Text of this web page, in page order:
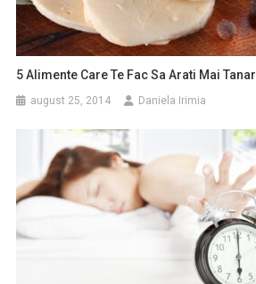
5 Alimente Care Te Fac Sa Arati Mai Tanar
august 25, 2014 Daniela Irimia